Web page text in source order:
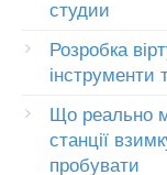
студии
Розробка
інструменти
Що реально
станції
пробувати